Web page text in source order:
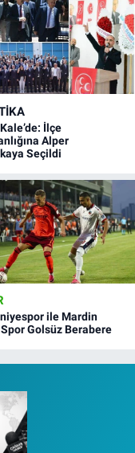
İlçe
Alper
Seçildi
ile Mardin
Golsüz Berabere